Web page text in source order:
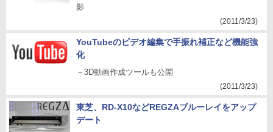
影
(2011/3/23)
YouTubeのビデオ編集で手振れ補正など機能強
化
－3D動画作成ツールも公開
(2011/3/23)
東芝、RD-X10などREGZAブルーレイをアップ
デート